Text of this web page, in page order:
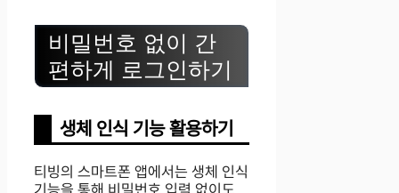
비밀번호 없이 간
편하게 로그인하기
생체 인식 기능 활용하기
티빙의 스마트폰 앱에서는 생체 인식